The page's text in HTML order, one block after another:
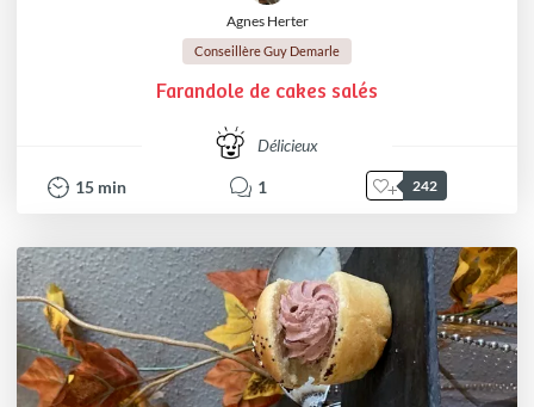
Agnes Herter
Conseillère Guy Demarle
Farandole de cakes salés
Délicieux
15 min 1 242